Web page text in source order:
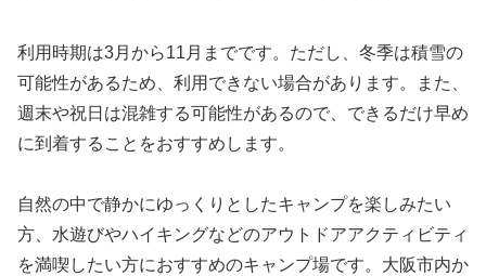
利用時期は3月から11月までです。ただし、冬季は積雪の
可能性があるため、利用できない場合があります。また、
週末や祝日は混雑する可能性があるので、できるだけ早め
に到着することをおすすめします。
自然の中で静かにゆっくりとしたキャンプを楽しみたい
方、水遊びやハイキングなどのアウトドアアクティビティ
を満喫したい方におすすめのキャンプ場です。大阪市内か